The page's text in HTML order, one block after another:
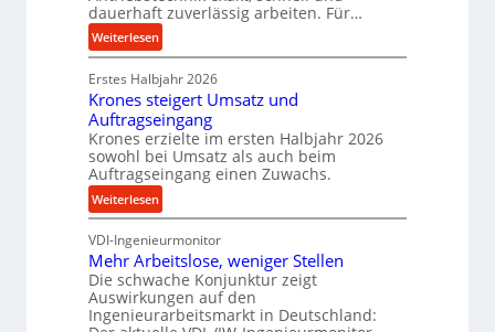
c
k
p
r
o
z
e
s
s
i
n
d
e
t
r
i
e
b
u
n
d
H
y
d
r
dauerhaft zuverlässig arbeiten. Für…
Weiterlesen:
P
r
ä
z
i
s
e
u
n
d
l
a
n
Erstes Halbjahr 2026
Krones steigert Umsatz und
Auftragseingang
Krones erzielte im ersten Halbjahr 2026
sowohl bei Umsatz als auch beim
Auftragseingang einen Zuwachs.
Weiterlesen:
K
r
o
n
e
s
VDI-Ingenieurmonitor
Mehr Arbeitslose, weniger Stellen
Die schwache Konjunktur zeigt
Auswirkungen auf den
Ingenieurarbeitsmarkt in Deutschland: